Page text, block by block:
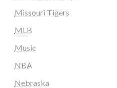
Missouri Tigers
MLB
Music
NBA
Nebraska